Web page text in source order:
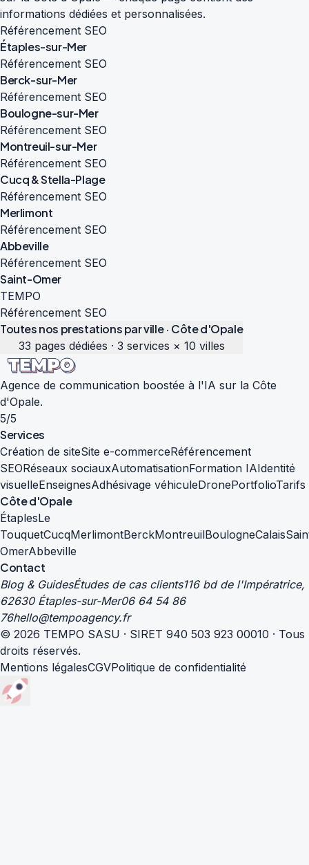
informations dédiées et personnalisées.
Référencement SEO
Étaples-sur-Mer
Référencement SEO
Berck-sur-Mer
Référencement SEO
Boulogne-sur-Mer
Référencement SEO
Montreuil-sur-Mer
Référencement SEO
Cucq & Stella-Plage
Référencement SEO
Merlimont
Référencement SEO
Abbeville
Référencement SEO
Saint-Omer
TEMPO
Référencement SEO
Toutes nos prestations par ville · Côte d'Opale
33 pages dédiées · 3 services × 10 villes
Agence de communication boostée à l'IA sur la Côte
d'Opale.
5/5
Services
Création de siteSite e-commerceRéférencement
SEORéseaux sociauxAutomatisationFormation IAIdentité
visuelleEnseignesAdhésivage véhiculeDronePortfolioTarifs
Côte d'Opale
ÉtaplesLe
TouquetCucqMerlimontBerckMontreuilBoulogneCalais
OmerAbbeville
Contact
Blog & GuidesÉtudes de cas clients116 bd de l'Impératrice,
62630 Étaples-sur-Mer06 64 54 86
76hello@tempoagency.fr
© 2026 TEMPO SASU · SIRET 940 503 923 00010 · Tous
droits réservés.
Mentions légalesCGVPolitique de confidentialité